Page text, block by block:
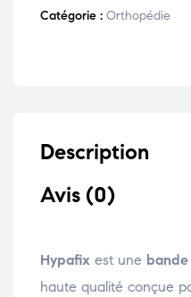
Catégorie : Orthopédie
Description
Avis (0)
Hypafix est une
haute qualité conçue